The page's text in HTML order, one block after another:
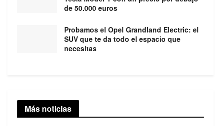
de 50.000 euros
Probamos el Opel Grandland Electric: el
SUV que te da todo el espacio que
necesitas
Más noticias